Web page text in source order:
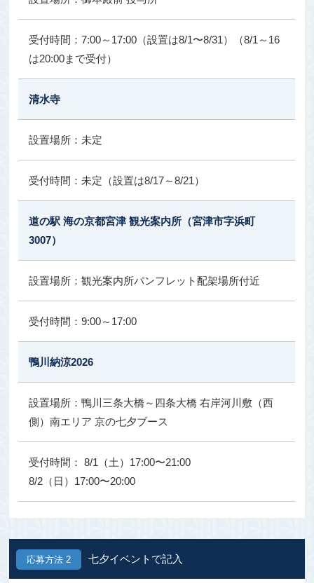
7:00～17:00（設置は8/1〜8/31）（8/1～16
は20:00まで受付）
清水寺
未定
未定（設置は8/17～8/21）
道の駅 海の京都宮津 観光案内所（宮津市字浜町
3007）
観光案内所パンフレット配架場所付近
9:00～17:00
鴨川納涼2026
鴨川三条大橋～四条大橋 右岸河川敷（西
側）南エリア 京の七夕ブース
8/1（土）17:00〜21:00
8/2（日）17:00〜20:00
応募方法 2 七夕イベントで記入